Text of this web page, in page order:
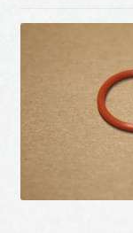
Mon compte